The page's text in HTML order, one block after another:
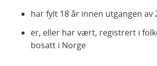
har fylt 18 år innen utgangen av
er, eller har vært, registrert i
bosatt i Norge